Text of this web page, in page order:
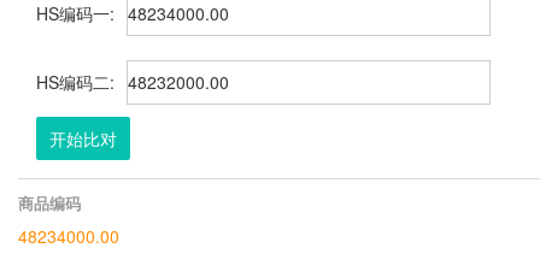
HS编码一:
HS编码二:
开始比对
商品编码
48234000.00